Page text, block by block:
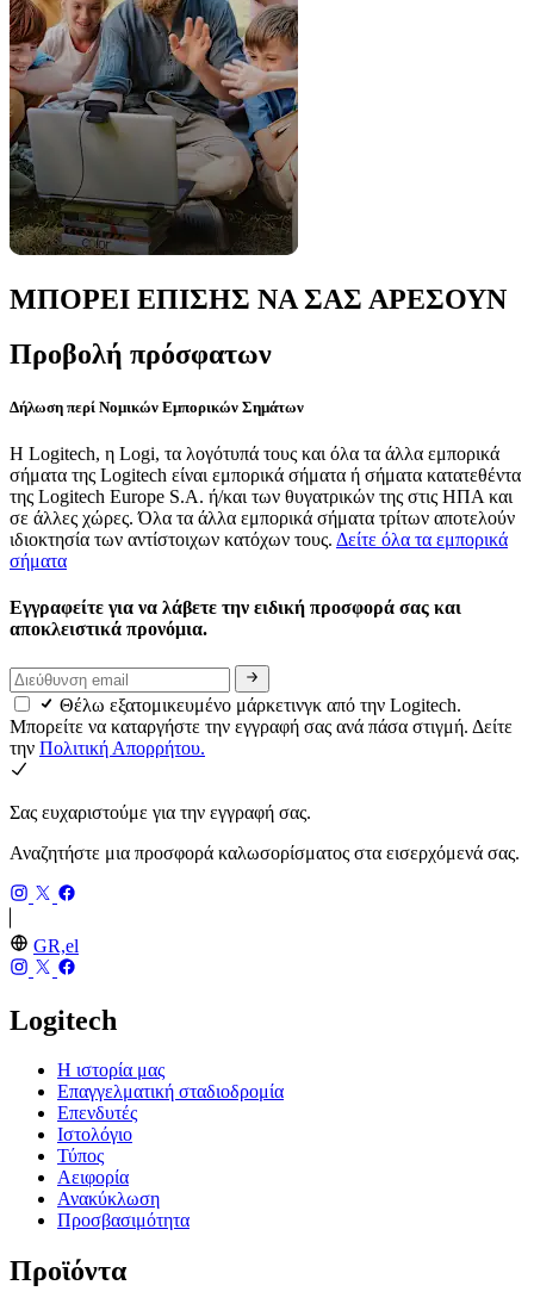
ΜΠΟΡΕΙ ΕΠΙΣΗΣ ΝΑ ΣΑΣ ΑΡΕΣΟΥΝ
Προβολή πρόσφατων
Δήλωση περί Νομικών Εμπορικών Σημάτων
Η Logitech, η Logi, τα λογότυπά τους και όλα τα άλλα εμπορικά
σήματα της Logitech είναι εμπορικά σήματα ή σήματα κατατεθέντα
της Logitech Europe S.A. ή/και των θυγατρικών της στις ΗΠΑ και
σε άλλες χώρες. Όλα τα άλλα εμπορικά σήματα τρίτων αποτελούν
ιδιοκτησία των αντίστοιχων κατόχων τους. Δείτε όλα τα εμπορικά
σήματα
Εγγραφείτε για να λάβετε την ειδική προσφορά σας και
αποκλειστικά προνόμια.
Θέλω εξατομικευμένο μάρκετινγκ από την Logitech.
Μπορείτε να καταργήστε την εγγραφή σας ανά πάσα στιγμή. Δείτε
την Πολιτική Απορρήτου.
Σας ευχαριστούμε για την εγγραφή σας.
Αναζητήστε μια προσφορά καλωσορίσματος στα εισερχόμενά σας.
GR,el
Logitech
Η ιστορία μας
Επαγγελματική σταδιοδρομία
Επενδυτές
Ιστολόγιο
Τύπος
Αειφορία
Ανακύκλωση
Προσβασιμότητα
Προϊόντα